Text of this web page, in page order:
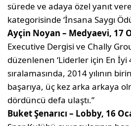
sürede ve adaya özel yanıt
kategorisinde ‘İnsana Saygı
Ayçin Noyan – Medyaevi, 17
Executive Dergisi ve Chally
düzenlenen ‘Liderler için En İyi
sıralamasında, 2014 yılının
başarıya, üç kez arka arkaya
dördüncü defa ulaştı.”
Buket Şenarıcı – Lobby, 16